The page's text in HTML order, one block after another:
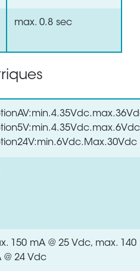
max. 0.8 sec
150 mA @ 25 Vdc, max. 140
@ 24 Vdc